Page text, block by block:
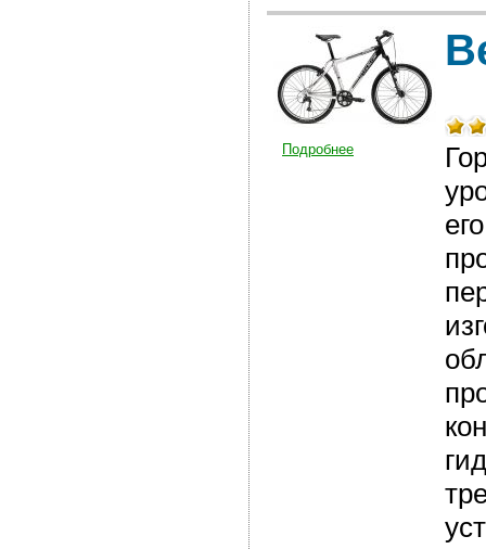
Подробнее